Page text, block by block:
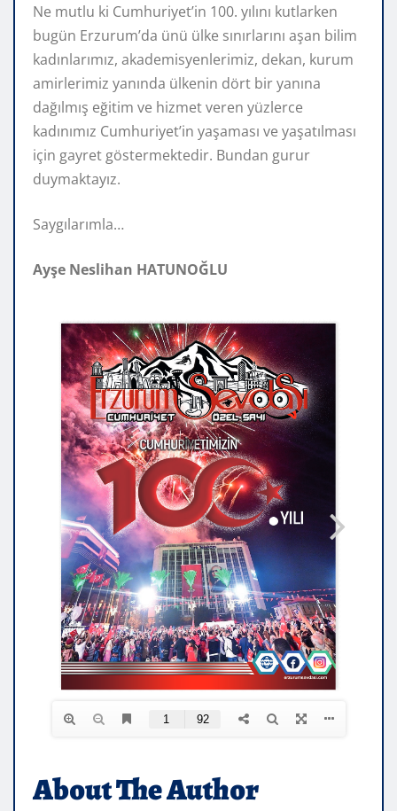
Ne mutlu ki Cumhuriyet’in 100. yılını kutlarken
bugün Erzurum’da ünü ülke sınırlarını aşan bilim
kadınlarımız, akademisyenlerimiz, dekan, kurum
amirlerimiz yanında ülkenin dört bir yanına
dağılmış eğitim ve hizmet veren yüzlerce
kadınımız Cumhuriyet’in yaşaması ve yaşatılması
için gayret göstermektedir. Bundan gurur
duymaktayız.
Saygılarımla…
Ayşe Neslihan HATUNOĞLU
About The Author